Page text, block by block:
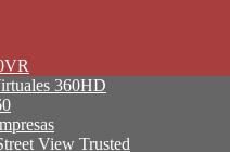
360HD
View Trusted